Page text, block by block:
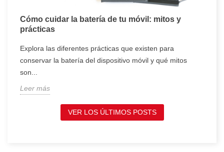
Cómo cuidar la batería de tu móvil: mitos y
prácticas
Explora las diferentes prácticas que existen para
conservar la batería del dispositivo móvil y qué mitos
son...
Leer más
VER LOS ÚLTIMOS POSTS